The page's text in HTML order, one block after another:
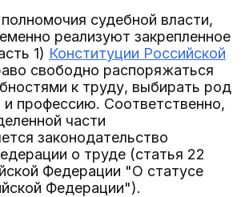
судебной власти,
реализуют закрепленное
1) Конституции Российской
свободно распоряжаться
к труду, выбирать род
и профессию. Соответственно,
части
законодательство
о труде (статья 22
Федерации "О статусе
Федерации").